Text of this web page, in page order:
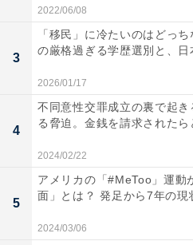
冷」「かわいい」の三拍子そ
「ヤクルト1000」が超品薄！
売も、そもそも出品禁止物では
PayPayポイントを稼ぐチャン
プレスリリース
2022/06/08
3
「移民」に冷たいのはどっ
の厳格過ぎる学歴選別と、日
2026/01/17
4
不同意性交罪成立の裏で起き
る脅迫。金銭を請求されたら
2024/02/22
5
アメリカの「#MeToo」運動
面」とは？ 発足から7年の現
2024/03/06